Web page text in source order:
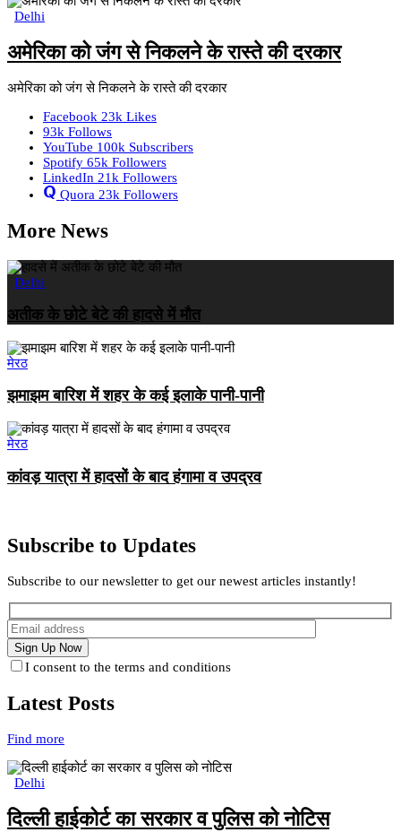
Delhi
अमेरिका को जंग से निकलने के रास्ते की दरकार
अमेरिका को जंग से निकलने के रास्ते की दरकार
Facebook 23k Likes
93k Follows
YouTube 100k Subscribers
Spotify 65k Followers
LinkedIn 21k Followers
Quora 23k Followers
More News
Delhi
अतीक के छोटे बेटे की हादसे में मौत
मेरठ
झमाझम बारिश में शहर के कई इलाके पानी-पानी
मेरठ
कांवड़ यात्रा में हादसों के बाद हंगामा व उपद्रव
Subscribe to Updates
Subscribe to our newsletter to get our newest articles instantly!
I consent to the terms and conditions
Latest Posts
Find more
Delhi
दिल्ली हाईकोर्ट का सरकार व पुलिस को नोटिस